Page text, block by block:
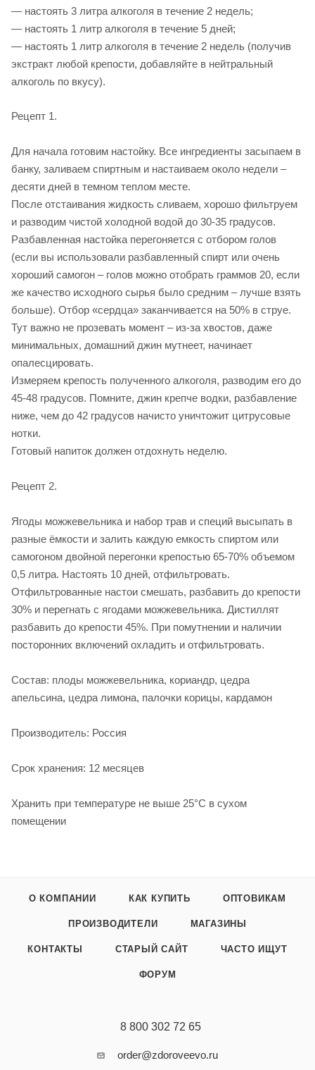
— настоять 3 литра алкоголя в течение 2 недель;
— настоять 1 литр алкоголя в течение 5 дней;
— настоять 1 литр алкоголя в течение 2 недель (получив
экстракт любой крепости, добавляйте в нейтральный
алкоголь по вкусу).
Рецепт 1.
Для начала готовим настойку. Все ингредиенты засыпаем в
банку, заливаем спиртным и настаиваем около недели –
десяти дней в темном теплом месте.
После отстаивания жидкость сливаем, хорошо фильтруем
и разводим чистой холодной водой до 30-35 градусов.
Разбавленная настойка перегоняется с отбором голов
(если вы использовали разбавленный спирт или очень
хороший самогон – голов можно отобрать граммов 20, если
же качество исходного сырья было средним – лучше взять
больше). Отбор «сердца» заканчивается на 50% в струе.
Тут важно не прозевать момент – из-за хвостов, даже
минимальных, домашний джин мутнеет, начинает
опалесцировать.
Измеряем крепость полученного алкоголя, разводим его до
45-48 градусов. Помните, джин крепче водки, разбавление
ниже, чем до 42 градусов начисто уничтожит цитрусовые
нотки.
Готовый напиток должен отдохнуть неделю.
Рецепт 2.
Ягоды можжевельника и набор трав и специй высыпать в
разные ёмкости и залить каждую емкость спиртом или
самогоном двойной перегонки крепостью 65-70% объемом
0,5 литра. Настоять 10 дней, отфильтровать.
Отфильтрованные настои смешать, разбавить до крепости
30% и перегнать с ягодами можжевельника. Дистиллят
разбавить до крепости 45%. При помутнении и наличии
посторонних включений охладить и отфильтровать.
Состав: плоды можжевельника, кориандр, цедра
апельсина, цедра лимона, палочки корицы, кардамон
Производитель: Россия
Срок хранения: 12 месяцев
Хранить при температуре не выше 25°C в сухом
помещении
О КОМПАНИИ КАК КУПИТЬ ОПТОВИКАМ
ПРОИЗВОДИТЕЛИ МАГАЗИНЫ
КОНТАКТЫ СТАРЫЙ САЙТ ЧАСТО ИЩУТ
ФОРУМ
8 800 302 72 65
order@zdoroveevo.ru